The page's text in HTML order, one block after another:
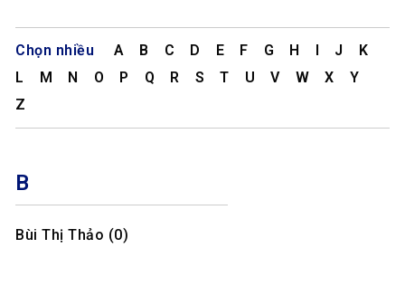
Chọn nhiều A B C D E F G H I J
K
L
M N O P Q R S T U V W X
Y
Z
B
Bùi Thị Thảo (0)